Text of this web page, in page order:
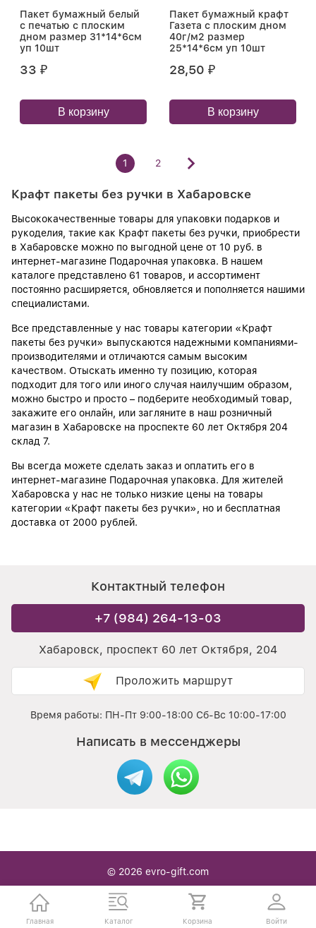
Пакет бумажный белый
с печатью с плоским
дном размер 31*14*6см
уп 10шт
33 ₽
В корзину
Пакет бумажный крафт
Газета с плоским дном
40г/м2 размер
25*14*6см уп 10шт
28,50 ₽
В корзину
1 2
Крафт пакеты без ручки в Хабаровске
Высококачественные товары для упаковки подарков и
рукоделия, такие как Крафт пакеты без ручки, приобрести
в Хабаровске можно по выгодной цене от 10 руб. в
интернет-магазине Подарочная упаковка. В нашем
каталоге представлено 61 товаров, и ассортимент
постоянно расширяется, обновляется и пополняется нашими
специалистами.
Все представленные у нас товары категории «Крафт
пакеты без ручки» выпускаются надежными компаниями-
производителями и отличаются самым высоким
качеством. Отыскать именно ту позицию, которая
подходит для того или иного случая наилучшим образом,
можно быстро и просто – подберите необходимый товар,
закажите его онлайн, или загляните в наш розничный
магазин в Хабаровске на проспекте 60 лет Октября 204
склад 7.
Вы всегда можете сделать заказ и оплатить его в
интернет-магазине Подарочная упаковка. Для жителей
Хабаровска у нас не только низкие цены на товары
категории «Крафт пакеты без ручки», но и бесплатная
доставка от 2000 рублей.
Контактный телефон
+7 (984) 264-13-03
Хабаровск, проспект 60 лет Октября, 204
Проложить маршрут
Время работы: ПН-Пт 9:00-18:00 Сб-Вс 10:00-17:00
Написать в мессенджеры
© 2026 evro-gift.com
Интернет / офлайн магазин Подарочной упаковки в
Хабаровске — с нами вы легко находите то что надо
Главная Каталог Корзина Войти